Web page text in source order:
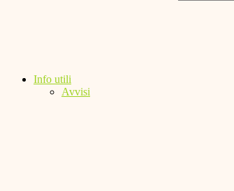
Info utili
Avvisi